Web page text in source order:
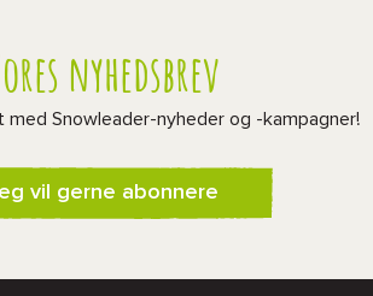
nyhedsbrev
med Snowleader-nyheder og -kampagner!
vil gerne abonnere